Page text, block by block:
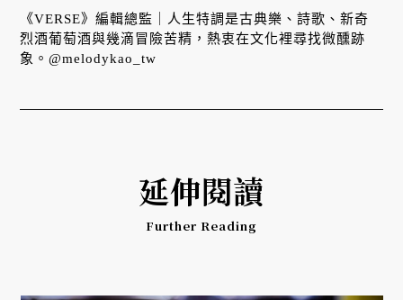
《VERSE》編輯總監｜人生特調是古典樂、詩歌、新奇
烈酒葡萄酒與幾滴冒險苦精，熱衷在文化裡尋找微醺跡
象。@melodykao_tw
延伸閱讀
Further Reading